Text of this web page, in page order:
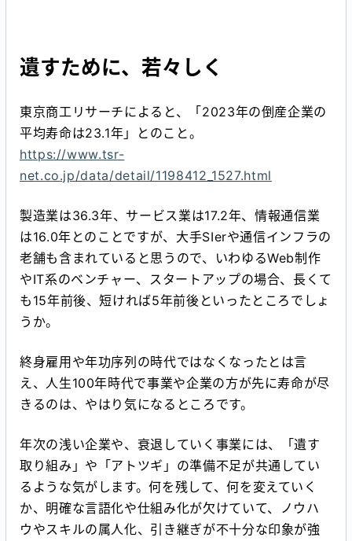
遺すために、若々しく
東京商工リサーチによると、「2023年の倒産企業の
平均寿命は23.1年」とのこと。
https://www.tsr-
net.co.jp/data/detail/1198412_1527.html
製造業は36.3年、サービス業は17.2年、情報通信業
は16.0年とのことですが、大手SIerや通信インフラの
老舗も含まれていると思うので、いわゆるWeb制作
やIT系のベンチャー、スタートアップの場合、長くて
も15年前後、短ければ5年前後といったところでしょ
うか。
終身雇用や年功序列の時代ではなくなったとは言
え、人生100年時代で事業や企業の方が先に寿命が尽
きるのは、やはり気になるところです。
年次の浅い企業や、衰退していく事業には、「遺す
取り組み」や「アトツギ」の準備不足が共通してい
るような気がします。何を残して、何を変えていく
か、明確な言語化や仕組み化が欠けていて、ノウハ
ウやスキルの属人化、引き継ぎが不十分な印象が強